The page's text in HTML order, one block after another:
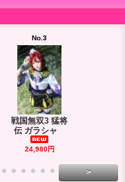
No.3
戦国無双3 猛将
伝 ガラシャ
24,980円
>